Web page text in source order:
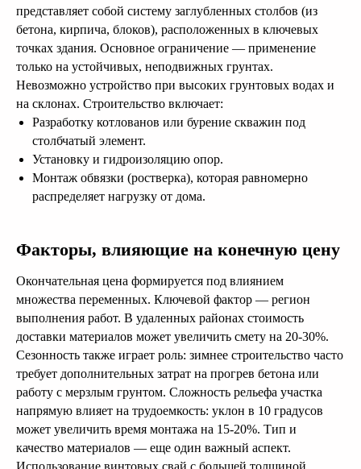
представляет собой систему заглубленных столбов (из
бетона, кирпича, блоков), расположенных в ключевых
точках здания. Основное ограничение — применение
только на устойчивых, неподвижных грунтах.
Невозможно устройство при высоких грунтовых водах и
на склонах. Строительство включает:
Разработку котлованов или бурение скважин под
столбчатый элемент.
Установку и гидроизоляцию опор.
Монтаж обвязки (ростверка), которая равномерно
распределяет нагрузку от дома.
Факторы, влияющие на конечную цену
Окончательная цена формируется под влиянием
множества переменных. Ключевой фактор — регион
выполнения работ. В удаленных районах стоимость
доставки материалов может увеличить смету на 20-30%.
Сезонность также играет роль: зимнее строительство часто
требует дополнительных затрат на прогрев бетона или
работу с мерзлым грунтом. Сложность рельефа участка
напрямую влияет на трудоемкость: уклон в 10 градусов
может увеличить время монтажа на 15-20%. Тип и
качество материалов — еще один важный аспект.
Использование винтовых свай с большей толщиной